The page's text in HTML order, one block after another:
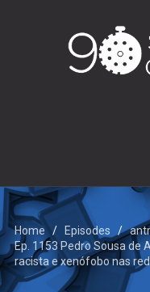
Home Episodes
Ep. 1153 Pedro Sousa de
racista e xenófobo nas